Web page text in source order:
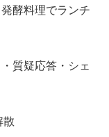
理でランチ
疑応答・シェ